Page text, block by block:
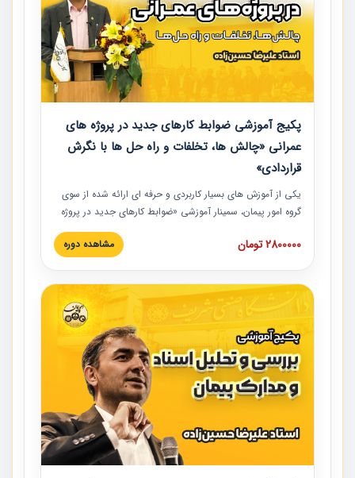
پکیج آموزشی ضوابط کارهای جدید در پروژه های
عمرانی «چالش ها، تخلفات و راه حل ها با نگرش
قراردادی»
یکی از آموزش‏‏‏‏‏‏ های بسیار کاربردی و حرفه‏ ای ارائه شده از سوی
گروه امور پیمان، سمینار آموزشی «ضوابط کارهای جدید در پروژه
های عمرانی» چالش ها، تخلفات و راه حل ها با نگرش قراردادی
است که در محل سندیکای شرکت های ساختمانی کشور ارائه شد.
مدارک پیمان به همراه تجربیات عملی ارائه شده است.
2800000 تومان مشاهده دوره